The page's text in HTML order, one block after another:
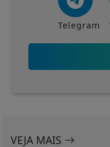
Telegram
VEJA MAIS